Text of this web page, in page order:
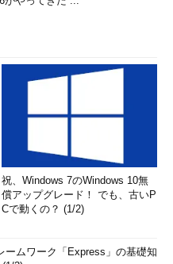
祝、Windows 7のWindows 10無
償アップグレード！ でも、古いP
Cで動くの？ (1/2)
ームワーク「Express」の基礎知